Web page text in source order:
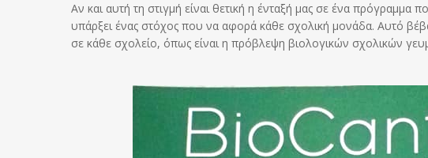
Αν και αυτή τη στιγμή είναι θετική η ένταξή μας σε ένα
υπάρξει ένας στόχος που να αφορά κάθε σχολική μονάδα. Αυτό
σε κάθε σχολείο, όπως είναι η πρόβλεψη βιολογικών σχολικών